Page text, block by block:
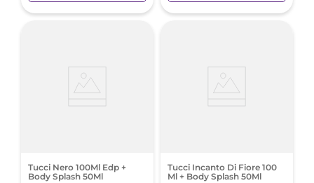
Tucci Nero 100Ml Edp +
Body Splash 50Ml
Tucci Incanto Di Fiore 100
Ml + Body Splash 50Ml